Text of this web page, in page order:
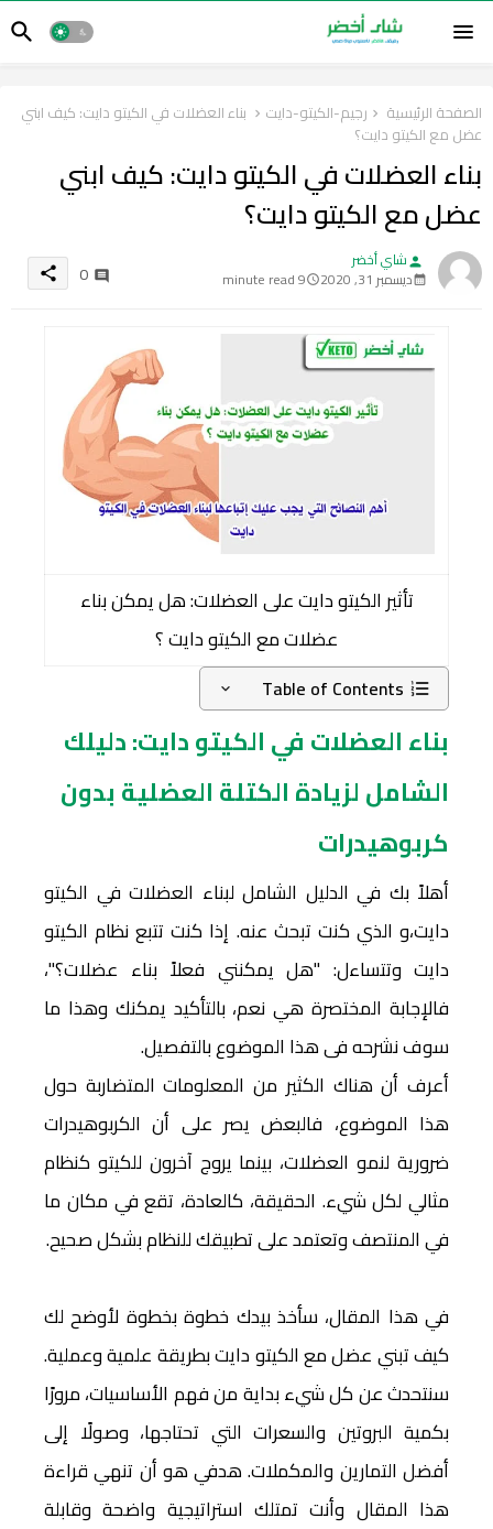
الصفحة الرئيسية رجيم-الكيتو-دايت
بناء العضلات في الكيتو دايت: كيف ابني
عضل مع الكيتو دايت؟
بناء العضلات في الكيتو دايت: كيف ابني
عضل مع الكيتو دايت؟
person شاي أخضر
ديسمبر 31, 2020 9 minute read
0
share
تأثير الكيتو دايت على العضلات: هل يمكن بناء
عضلات مع الكيتو دايت ؟
Table of Contents
بناء العضلات في الكيتو دايت: دليلك
الشامل لزيادة الكتلة العضلية بدون
كربوهيدرات
أهلاً بك في الدليل الشامل لبناء العضلات في الكيتو
دايت،و الذي كنت تبحث عنه. إذا كنت تتبع نظام الكيتو
دايت وتتساءل: "هل يمكنني فعلاً بناء عضلات؟"،
فالإجابة المختصرة هي نعم، بالتأكيد يمكنك وهذا ما
سوف نشرحه فى هذا الموضوع بالتفصيل.
أعرف أن هناك الكثير من المعلومات المتضاربة حول
هذا الموضوع، فالبعض يصر على أن الكربوهيدرات
ضرورية لنمو العضلات، بينما يروج آخرون للكيتو كنظام
مثالي لكل شيء. الحقيقة، كالعادة، تقع في مكان ما
في المنتصف وتعتمد على تطبيقك للنظام بشكل صحيح.
في هذا المقال، سأخذ بيدك خطوة بخطوة لأوضح لك
كيف تبني عضل مع الكيتو دايت بطريقة علمية وعملية.
سنتحدث عن كل شيء بداية من فهم الأساسيات، مرورًا
بكمية البروتين والسعرات التي تحتاجها، وصولًا إلى
أفضل التمارين والمكملات. هدفي هو أن تنهي قراءة
هذا المقال وأنت تمتلك استراتيجية واضحة وقابلة